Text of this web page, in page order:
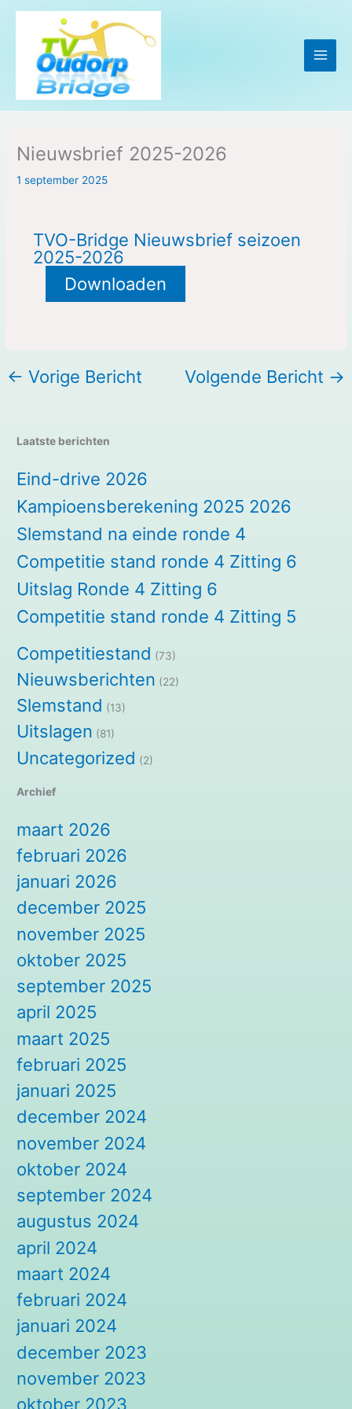
Ga
inhoud
Nieuwsbrief 2025-2026
1 september 2025
TVO-Bridge Nieuwsbrief seizoen
2025-2026
Downloaden
← Vorige Bericht Volgende Bericht →
Laatste berichten
Eind-drive 2026
Kampioensberekening 2025 2026
Slemstand na einde ronde 4
Competitie stand ronde 4 Zitting 6
Uitslag Ronde 4 Zitting 6
Competitie stand ronde 4 Zitting 5
Competitiestand (73)
Nieuwsberichten (22)
Slemstand (13)
Uitslagen (81)
Uncategorized (2)
Archief
maart 2026
februari 2026
januari 2026
december 2025
november 2025
oktober 2025
september 2025
april 2025
maart 2025
februari 2025
januari 2025
december 2024
november 2024
oktober 2024
september 2024
augustus 2024
april 2024
maart 2024
februari 2024
januari 2024
december 2023
november 2023
oktober 2023